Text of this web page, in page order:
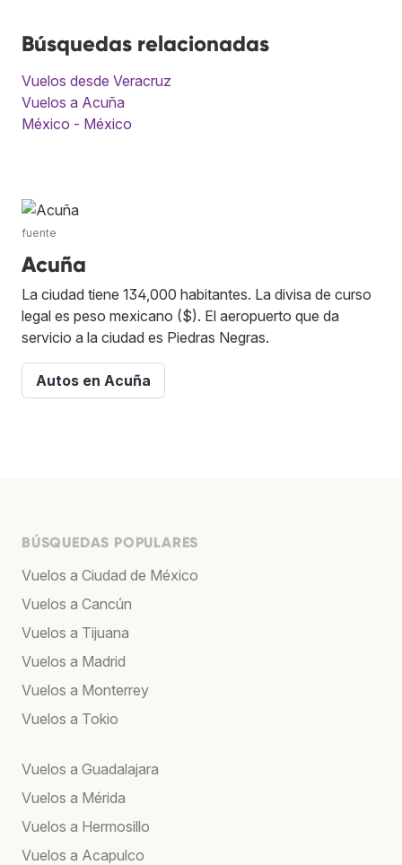
Búsquedas relacionadas
Vuelos desde Veracruz
Vuelos a Acuña
México - México
fuente
Acuña
La ciudad tiene 134,000 habitantes. La divisa de curso
legal es peso mexicano ($). El aeropuerto que da
servicio a la ciudad es Piedras Negras.
Autos en Acuña
BÚSQUEDAS POPULARES
Vuelos a Ciudad de México
Vuelos a Cancún
Vuelos a Tijuana
Vuelos a Madrid
Vuelos a Monterrey
Vuelos a Tokio
Vuelos a Guadalajara
Vuelos a Mérida
Vuelos a Hermosillo
Vuelos a Acapulco